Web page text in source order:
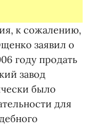
к сожалению,
заявил о
году продать
завод
было
для